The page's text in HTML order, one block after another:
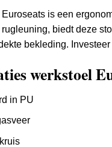
is een
biedt deze
bekleding.
werkstoel
in PU